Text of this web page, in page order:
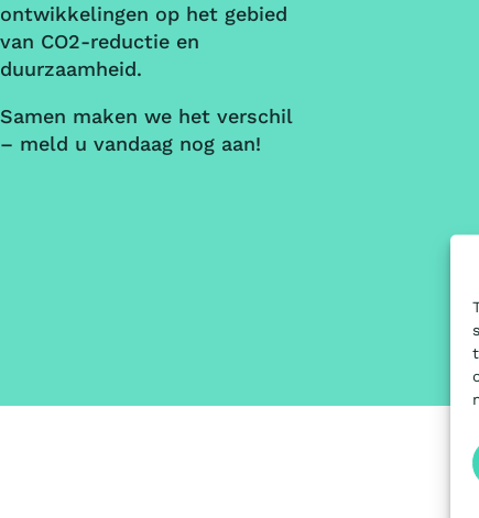
ontwikkelingen op het gebied
van CO2-reductie en
duurzaamheid.
Samen maken we het verschil
– meld u vandaag nog aan!